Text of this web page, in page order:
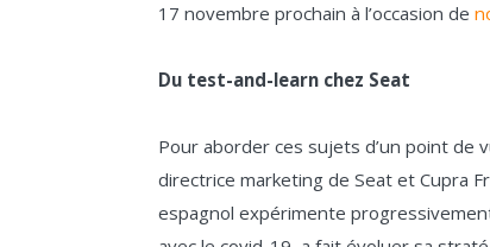
17 novembre prochain à l’occasion de
Du test-and-learn chez Seat
Pour aborder ces sujets d’un point de
directrice marketing de Seat et Cupra
espagnol expérimente